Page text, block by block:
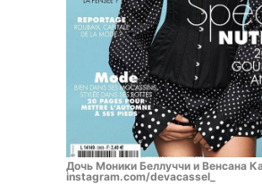
Дочь Моники Беллуччи и Венсана
instagram.com/devacassel_